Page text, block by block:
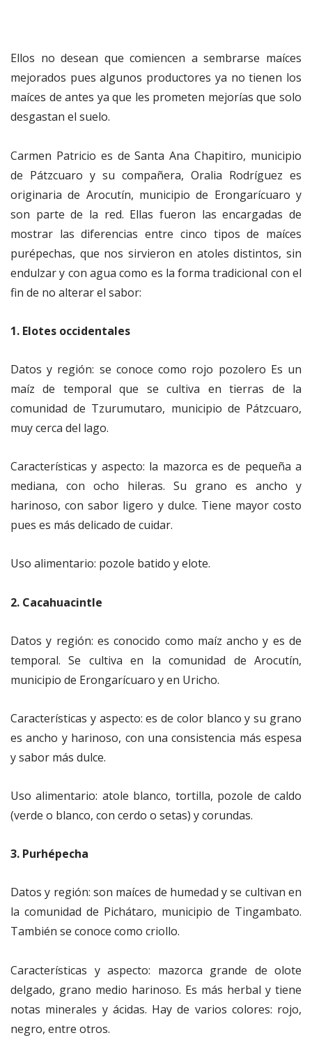
Ellos no desean que comiencen a sembrarse maíces
mejorados pues algunos productores ya no tienen los
maíces de antes ya que les prometen mejorías que solo
desgastan el suelo.
Carmen Patricio es de Santa Ana Chapitiro, municipio
de Pátzcuaro y su compañera, Oralia Rodríguez es
originaria de Arocutín, municipio de Erongarícuaro y
son parte de la red. Ellas fueron las encargadas de
mostrar las diferencias entre cinco tipos de maíces
purépechas, que nos sirvieron en atoles distintos, sin
endulzar y con agua como es la forma tradicional con el
fin de no alterar el sabor:
1. Elotes occidentales
Datos y región: se conoce como rojo pozolero Es un
maíz de temporal que se cultiva en tierras de la
comunidad de Tzurumutaro, municipio de Pátzcuaro,
muy cerca del lago.
Características y aspecto: la mazorca es de pequeña a
mediana, con ocho hileras. Su grano es ancho y
harinoso, con sabor ligero y dulce. Tiene mayor costo
pues es más delicado de cuidar.
Uso alimentario: pozole batido y elote.
2. Cacahuacintle
Datos y región: es conocido como maíz ancho y es de
temporal. Se cultiva en la comunidad de Arocutín,
municipio de Erongarícuaro y en Uricho.
Características y aspecto: es de color blanco y su grano
es ancho y harinoso, con una consistencia más espesa
y sabor más dulce.
Uso alimentario: atole blanco, tortilla, pozole de caldo
(verde o blanco, con cerdo o setas) y corundas.
3. Purhépecha
Datos y región: son maíces de humedad y se cultivan en
la comunidad de Pichátaro, municipio de Tingambato.
También se conoce como criollo.
Características y aspecto: mazorca grande de olote
delgado, grano medio harinoso. Es más herbal y tiene
notas minerales y ácidas. Hay de varios colores: rojo,
negro, entre otros.